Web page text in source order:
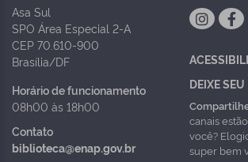
Asa Sul
SPO Área Especial 2-A
CEP 70.610-900
Brasília/DF
Horário de funcionamento
08h00 às 18h00
Contato
biblioteca@enap.gov.br
DEIXE
canais
você?
super bem